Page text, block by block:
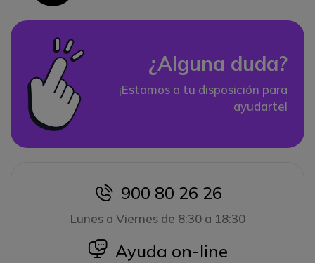
¿Alguna duda?
¡Estamos a tu disposición para
ayudarte!
icon
900 80 26 26
Lunes a Viernes de 8:30 a 18:30
icon
Ayuda on-line